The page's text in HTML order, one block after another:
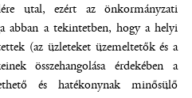
utal, ezért az önkormányzati
abban a tekintetben, hogy a helyi
(az üzleteket üzemeltetők és a
összehangolása érdekében a
és hatékonynak minősülő